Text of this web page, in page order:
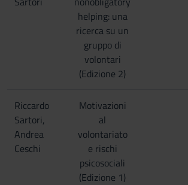
helping: una
ricerca su un
gruppo di
volontari
(Edizione 2)
Riccardo
Sartori,
Andrea
Ceschi
Motivazioni
al
volontariato
e rischi
psicosociali
(Edizione 1)